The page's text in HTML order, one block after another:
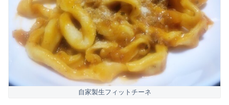
自家製生フィットチーネ